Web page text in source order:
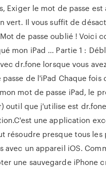
Exiger le mot de passe
vert. Il vous suffit de
de passe oublié ! Voici
mon iPad ... Partie 1 :
dr.fone lorsque vous
de l'iPad Chaque fois
mot de passe iPad, le
outil que j'utilise est
une application
résoudre presque tous les
avec un appareil iOS.
une sauvegarde iPhone